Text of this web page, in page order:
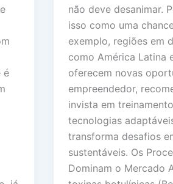
é
não deve desanimar.
isso como uma
exemplo, regiões em
como América Latina
oferecem novas
empreendedor,
invista em
tecnologias
transforma desafios
sustentáveis. Os
Dominam o Mercado